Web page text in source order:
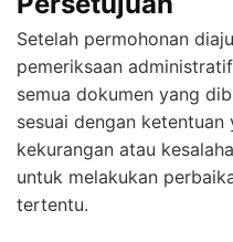
Setelah permohonan
pemeriksaan
semua dokumen yang
sesuai dengan
kekurangan atau
untuk melakukan
tertentu.